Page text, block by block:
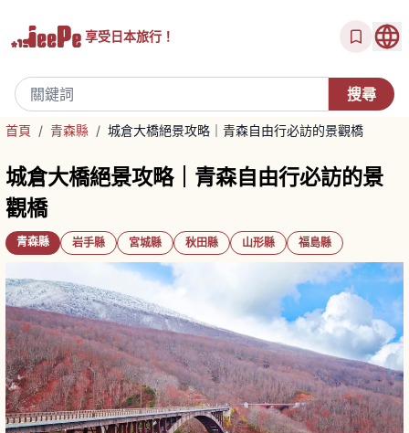
享受日本旅行！
首頁 / 青森縣 / 城倉大橋絕景攻略｜青森自由行必訪的景觀橋
城倉大橋絕景攻略｜青森自由行必訪的景
觀橋
青森縣 岩手縣 宮城縣 秋田縣 山形縣 福島縣